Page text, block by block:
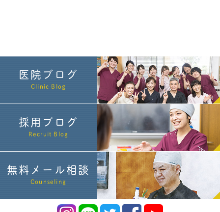
医院ブログ
Clinic Blog
採用ブログ
Recruit Blog
無料メール相談
Counseling